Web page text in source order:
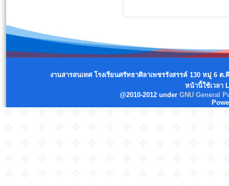
งานสารสนเทศ โรงเรียนศรัทธาศิลาเพชรรังสรรค์ 130 หมู่ 6
หน้านี้ใช้เวลา
@2010-2012 under GNU General